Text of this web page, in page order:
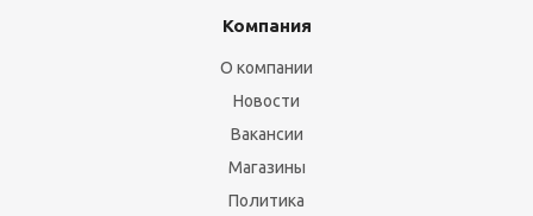
Компания
О компании
Новости
Вакансии
Магазины
Политика